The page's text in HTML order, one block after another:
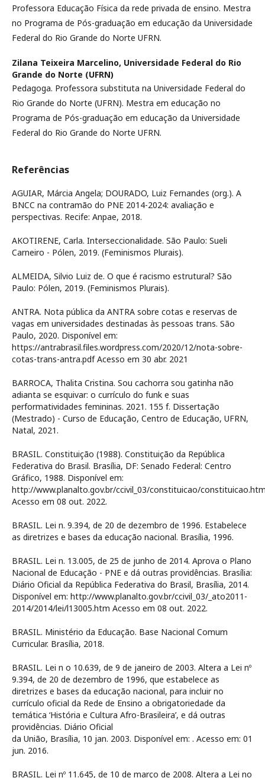
Professora Educação Física da rede privada de ensino. Mestra
no Programa de Pós-graduação em educação da Universidade
Federal do Rio Grande do Norte UFRN.
Zilana Teixeira Marcelino, Universidade Federal do Rio
Grande do Norte (UFRN)
Pedagoga. Professora substituta na Universidade Federal do
Rio Grande do Norte (UFRN). Mestra em educação no
Programa de Pós-graduação em educação da Universidade
Federal do Rio Grande do Norte UFRN.
Referências
AGUIAR, Márcia Angela; DOURADO, Luiz Fernandes (org.). A
BNCC na contramão do PNE 2014-2024: avaliação e
perspectivas. Recife: Anpae, 2018.
AKOTIRENE, Carla. Interseccionalidade. São Paulo: Sueli
Carneiro - Pólen, 2019. (Feminismos Plurais).
ALMEIDA, Silvio Luiz de. O que é racismo estrutural? São
Paulo: Pólen, 2019. (Feminismos Plurais).
ANTRA. Nota pública da ANTRA sobre cotas e reservas de
vagas em universidades destinadas às pessoas trans. São
Paulo, 2020. Disponível em:
https://antrabrasil.files.wordpress.com/2020/12/nota-sobre-
cotas-trans-antra.pdf Acesso em 30 abr. 2021
BARROCA, Thalita Cristina. Sou cachorra sou gatinha não
adianta se esquivar: o currículo do funk e suas
performatividades femininas. 2021. 155 f. Dissertação
(Mestrado) - Curso de Educação, Centro de Educação, UFRN,
Natal, 2021.
BRASIL. Constituição (1988). Constituição da República
Federativa do Brasil. Brasília, DF: Senado Federal: Centro
Gráfico, 1988. Disponível em:
http://www.planalto.gov.br/ccivil_03/constituicao/
Acesso em 08 out. 2022.
BRASIL. Lei n. 9.394, de 20 de dezembro de 1996. Estabelece
as diretrizes e bases da educação nacional. Brasília, 1996.
BRASIL. Lei n. 13.005, de 25 de junho de 2014. Aprova o Plano
Nacional de Educação - PNE e dá outras providências. Brasília:
Diário Oficial da República Federativa do Brasil, Brasília, 2014.
Disponível em: http://www.planalto.gov.br/ccivil_03/_ato2011-
2014/2014/lei/l13005.htm Acesso em 08 out. 2022.
BRASIL. Ministério da Educação. Base Nacional Comum
Curricular. Brasília, 2018.
BRASIL. Lei n o 10.639, de 9 de janeiro de 2003. Altera a Lei nº
9.394, de 20 de dezembro de 1996, que estabelece as
diretrizes e bases da educação nacional, para incluir no
currículo oficial da Rede de Ensino a obrigatoriedade da
temática ‘História e Cultura Afro-Brasileira’, e dá outras
providências. Diário Oficial
da União, Brasília, 10 jan. 2003. Disponível em: . Acesso em: 01
jun. 2016.
BRASIL. Lei nº 11.645, de 10 de março de 2008. Altera a Lei no